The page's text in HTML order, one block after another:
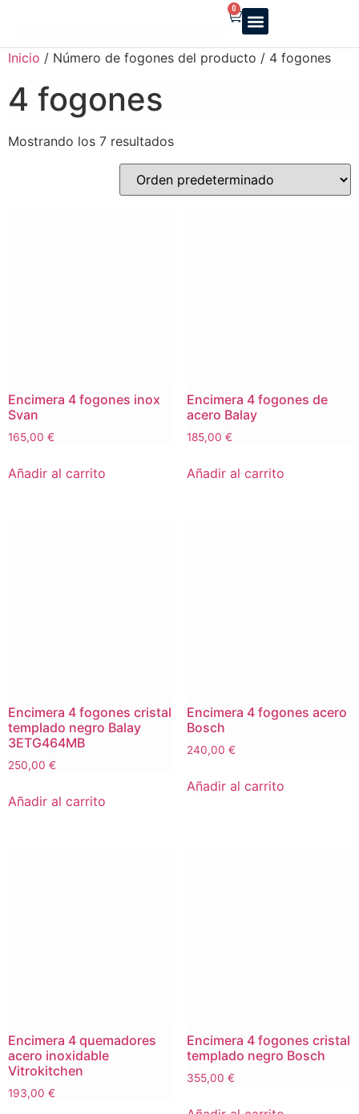
0
Inicio / Número de fogones del producto / 4 fogones
4 fogones
Mostrando los 7 resultados
Encimera 4 fogones inox
Svan
165,00 €
Añadir al carrito
Encimera 4 fogones de
acero Balay
185,00 €
Añadir al carrito
Encimera 4 fogones cristal
templado negro Balay
3ETG464MB
250,00 €
Añadir al carrito
Encimera 4 fogones acero
Bosch
240,00 €
Añadir al carrito
Encimera 4 quemadores
acero inoxidable
Vitrokitchen
193,00 €
Encimera 4 fogones cristal
templado negro Bosch
355,00 €